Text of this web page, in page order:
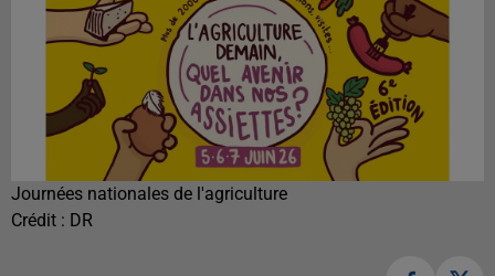
Journées nationales de l'agriculture
Crédit : DR